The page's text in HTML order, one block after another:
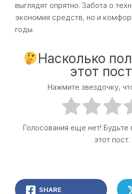
выглядят опрятно. Забота о
экономия средств, но и
годы.
Насколько
этот
Нажмите звездочку,
Голосования еще нет!
этот пост.
SHARE